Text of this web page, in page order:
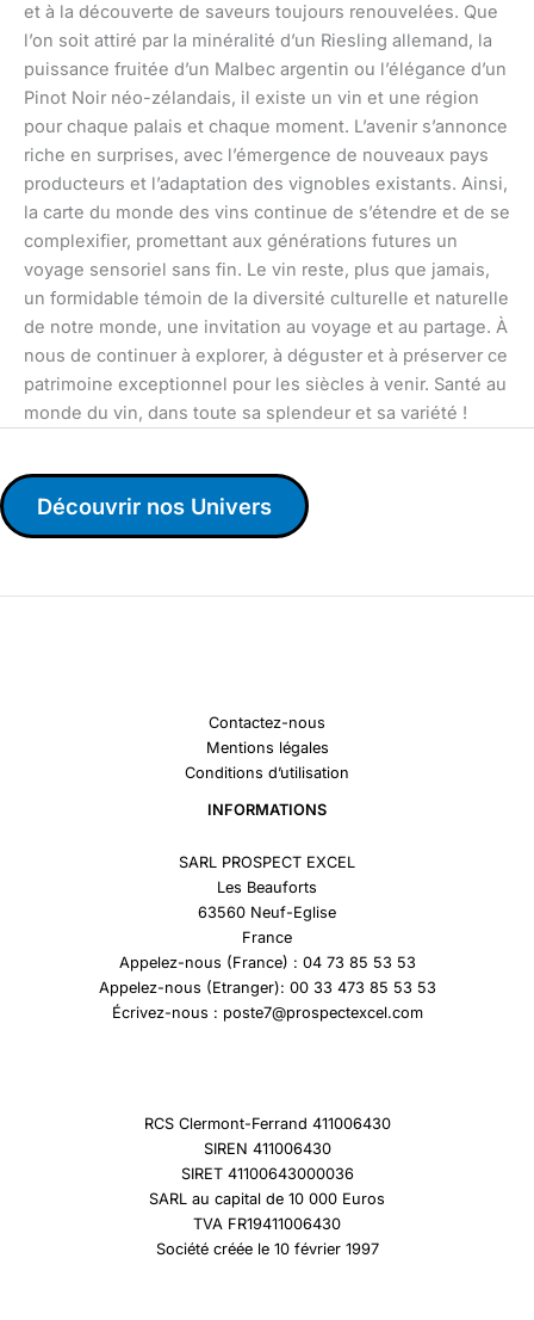
et à la découverte de saveurs toujours renouvelées. Que
l’on soit attiré par la minéralité d’un Riesling allemand, la
puissance fruitée d’un Malbec argentin ou l’élégance d’un
Pinot Noir néo-zélandais, il existe un vin et une région
pour chaque palais et chaque moment. L’avenir s’annonce
riche en surprises, avec l’émergence de nouveaux pays
producteurs et l’adaptation des vignobles existants. Ainsi,
la carte du monde des vins continue de s’étendre et de se
complexifier, promettant aux générations futures un
voyage sensoriel sans fin. Le vin reste, plus que jamais,
un formidable témoin de la diversité culturelle et naturelle
de notre monde, une invitation au voyage et au partage. À
nous de continuer à explorer, à déguster et à préserver ce
patrimoine exceptionnel pour les siècles à venir. Santé au
monde du vin, dans toute sa splendeur et sa variété !
Découvrir nos Univers
Contactez-nous
Mentions légales
Conditions d’utilisation
INFORMATIONS
SARL PROSPECT EXCEL
Les Beauforts
63560 Neuf-Eglise
France
Appelez-nous (France) : 04 73 85 53 53
Appelez-nous (Etranger): 00 33 473 85 53 53
Écrivez-nous : poste7@prospectexcel.com
RCS Clermont-Ferrand 411006430
SIREN 411006430
SIRET 41100643000036
SARL au capital de 10 000 Euros
TVA FR19411006430
Société créée le 10 février 1997